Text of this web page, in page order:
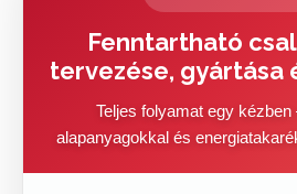
Fenntartható
tervezése, gyártása
Teljes folyamat egy
alapanyagokkal és